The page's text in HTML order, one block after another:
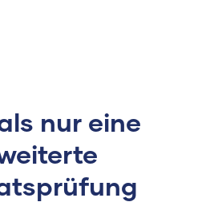
nur eine